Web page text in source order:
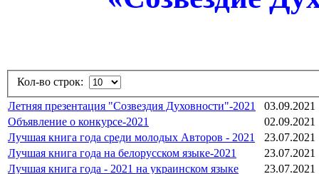
Кол-во строк:
Летняя презентация "Созвездия Духовности"-2021
03.09.2021
Объявление о конкурсе-2021
02.09.2021
Лучшая книга года среди молодых Авторов - 2021
23.07.2021
Лучшая книга года на белорусском языке-2021
23.07.2021
Лучшая книга года - 2021 на украинском языке
23.07.2021